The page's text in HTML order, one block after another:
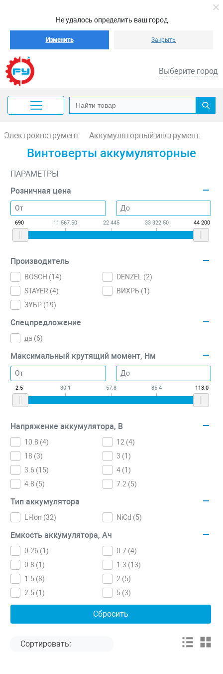
Не удалось определить ваш город
Изменить Закрыть
Выберите город
Электроинструмент Аккумуляторный инструмент
Винтоверты аккумуляторные
ПАРАМЕТРЫ
Розничная цена
690 11 567.50 22 445 33 322.50 44 200
Производитель
BOSCH (14) DENZEL (2)
STAYER (4) ВИХРЬ (1)
ЗУБР (19)
Спецпредложение
да (6)
Максимальный крутящий момент, Нм
2.5 30.1 57.8 85.4 113.0
Напряжение аккумулятора, В
10.8 (4) 12 (4)
18 (3) 3 (1)
3.6 (15) 4 (1)
4.8 (5) 7.2 (5)
Тип аккумулятора
Li-Ion (32) NiCd (5)
Емкость аккумулятора, Ач
0.26 (1 ) 0.7 (4)
0.8 (1 ) 1.3 (13)
1.5 (8) 2 (5)
2.5 (1 ) 5 (3)